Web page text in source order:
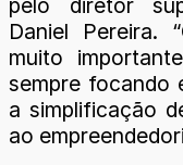
pelo diretor
Daniel Pereira.
muito
sempre focando
a simplificação
ao